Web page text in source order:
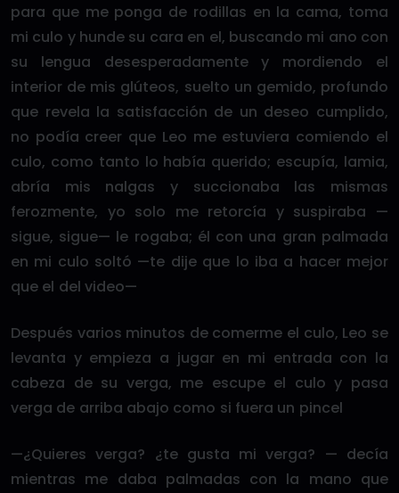
para que me ponga de rodillas en la cama, toma
mi culo y hunde su cara en el, buscando mi ano con
su lengua desesperadamente y mordiendo el
interior de mis glúteos, suelto un gemido, profundo
que revela la satisfacción de un deseo cumplido,
no podía creer que Leo me estuviera comiendo el
culo, como tanto lo había querido; escupía, lamia,
abría mis nalgas y succionaba las mismas
ferozmente, yo solo me retorcía y suspiraba —
sigue, sigue— le rogaba; él con una gran palmada
en mi culo soltó —te dije que lo iba a hacer mejor
que el del video—
Después varios minutos de comerme el culo, Leo se
levanta y empieza a jugar en mi entrada con la
cabeza de su verga, me escupe el culo y pasa
verga de arriba abajo como si fuera un pincel
—¿Quieres verga? ¿te gusta mi verga? — decía
mientras me daba palmadas con la mano que